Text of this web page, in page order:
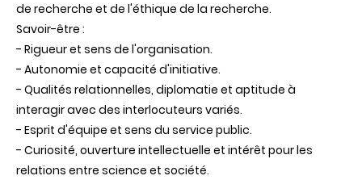
de recherche et de l'éthique de la recherche.
Savoir-être :
- Rigueur et sens de l'organisation.
- Autonomie et capacité d'initiative.
- Qualités relationnelles, diplomatie et aptitude à
interagir avec des interlocuteurs variés.
- Esprit d'équipe et sens du service public.
- Curiosité, ouverture intellectuelle et intérêt pour les
relations entre science et société.